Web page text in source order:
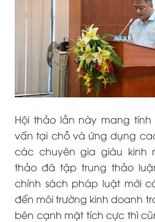
Hội thảo lần này mang
vấn tại chỗ và ứng dụng
các chuyên gia giàu kinh
thảo đã tập trung thảo
chính sách pháp luật mới
đến môi trường kinh doanh
bên cạnh mặt tích cực thì